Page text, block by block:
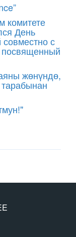
комитете
День
с
посвященный
жөнүндө,